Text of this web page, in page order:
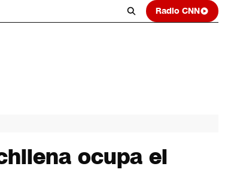
Radio CNN
ocupa el